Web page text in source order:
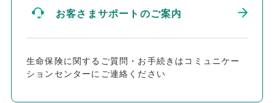
お客さまサポートのご案内
生命保険に関するご質問・お手続きはコミュニケー
ションセンターにご連絡ください